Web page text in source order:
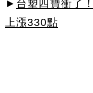
► 台塑四寶衝了
上漲330點